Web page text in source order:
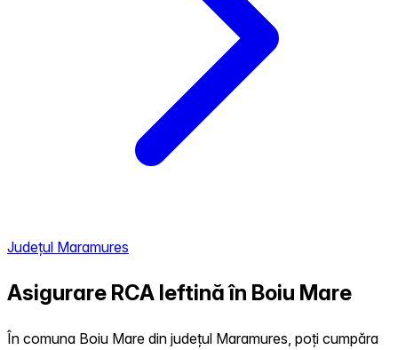
Județul Maramures
Asigurare RCA Ieftină în Boiu Mare
În comuna Boiu Mare din județul Maramures, poți cumpăra